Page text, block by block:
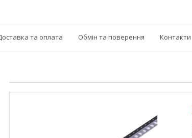
та оплата Обмін та поверення Контакти